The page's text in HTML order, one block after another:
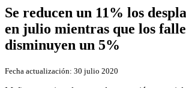
Se reducen un 11% los
en julio mientras que los
disminuyen un 5%
Fecha actualización: 30 julio 2020